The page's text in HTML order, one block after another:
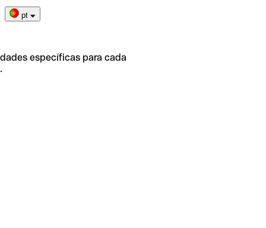
pt
específicas para cada